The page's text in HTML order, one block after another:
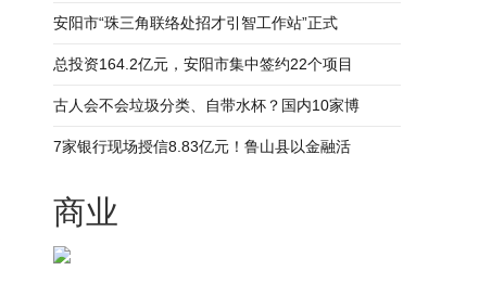
安阳市“珠三角联络处招才引智工作站”正式
总投资164.2亿元，安阳市集中签约22个项目
古人会不会垃圾分类、自带水杯？国内10家博
7家银行现场授信8.83亿元！鲁山县以金融活
商业